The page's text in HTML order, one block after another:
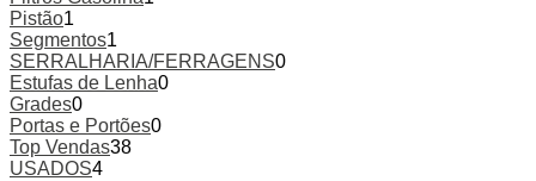
Pistão1
Segmentos1
SERRALHARIA/FERRAGENS0
Estufas de Lenha0
Grades0
Portas e Portões0
Top Vendas38
USADOS4